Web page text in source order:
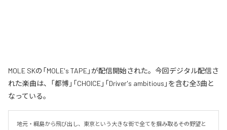
MOLE SKの「MOLE's TAPE」が配信開始された。今回デジタル配信さ
れた楽曲は、「都博」「CHOICE」「Driver's ambitious」を含む全3曲と
なっている。
地元・綱島から飛び出し、東京という大きな街で全てを掴み取る――その野望と